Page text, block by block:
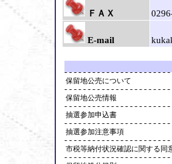
ＦＡＸ
E-mail
保留地公売について
保留地公売情報
抽選参加申込書
抽選参加注意事項
市税等納付状況確認に関する同